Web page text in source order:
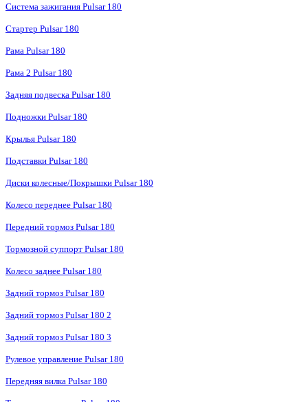
Система зажигания Pulsar 180
Стартер Pulsar 180
Рама Pulsar 180
Рама 2 Pulsar 180
Задняя подвеска Pulsar 180
Подножки Pulsar 180
Крылья Pulsar 180
Подставки Pulsar 180
Диски колесные/Покрышки Pulsar 180
Колесо переднее Pulsar 180
Передний тормоз Pulsar 180
Тормозной суппорт Pulsar 180
Колесо заднее Pulsar 180
Задний тормоз Pulsar 180
Задний тормоз Pulsar 180 2
Задний тормоз Pulsar 180 3
Рулевое управление Pulsar 180
Передняя вилка Pulsar 180